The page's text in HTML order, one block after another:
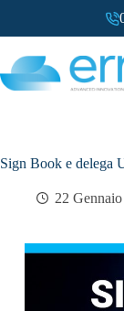
Sign Book e delega
22